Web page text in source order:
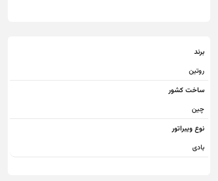
برند
روتین
ساخت کشور
چین
نوع ویبراتور
بادی